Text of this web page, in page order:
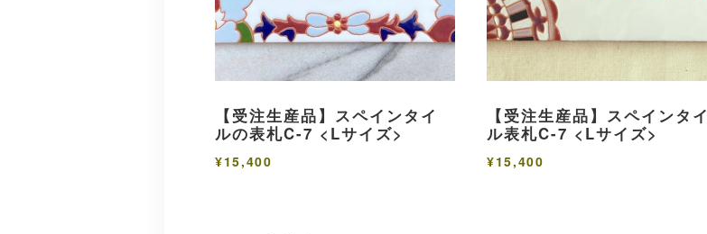
【受注生産品】スペインタイ
ルの表札C-7 <Lサイズ>
¥15,400
【受注生産品】スペインタイ
ル表札C-7 <Lサイズ>
¥15,400